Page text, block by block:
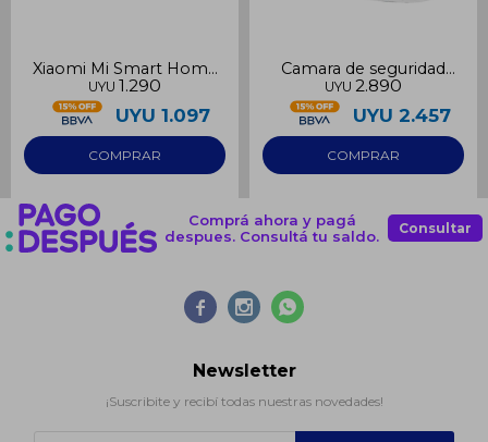
Xiaomi Mi Smart Home
Hub
UYU 1.290
UYU 1.097
Camara de seguridad
para exterior TAPO C310
TP-Link
UYU 2.890
UYU 2.457
Comprá ahora y pagá
despues. Consultá tu saldo.
Consultar
  
Newsletter
¡Suscribite y recibí todas nuestras novedades!